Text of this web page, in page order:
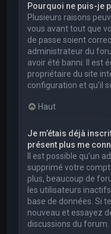
Pourquoi ne puis-je
Plusieurs raisons
vous avant tout que
de passe soient
administrateur du
avoir été banni. Il est
propriétaire du site
configuration et qu’il
Haut
Je m’étais déjà
présent plus me
Il est possible qu’un
supprimé votre
plus, beaucoup de
les utilisateurs
base de données. Si
nouveau et essayez
discussions du forum.